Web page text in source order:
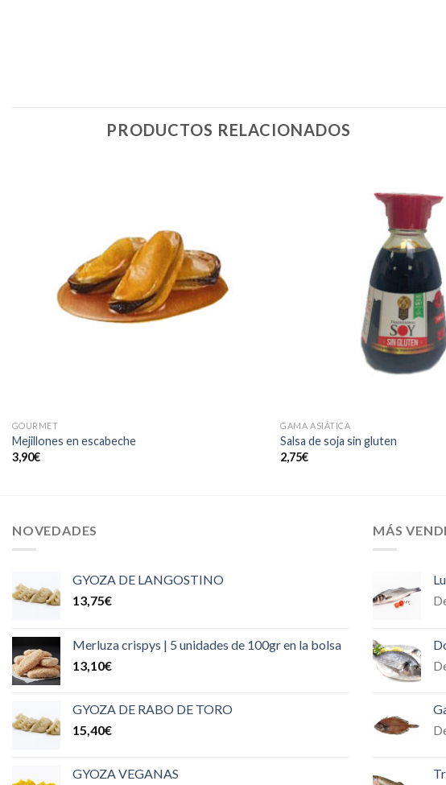
PRODUCTOS RELACIONADOS
GOURMET
Mejillones en escabeche
3,90€
GAMA ASIÁTICA
Salsa de soja sin gluten
2,75€
NOVEDADES
GYOZA DE LANGOSTINO
13,75€
Merluza crispys | 5 unidades de 100gr en la bolsa
13,10€
GYOZA DE RABO DE TORO
15,40€
GYOZA VEGANAS
MÁS